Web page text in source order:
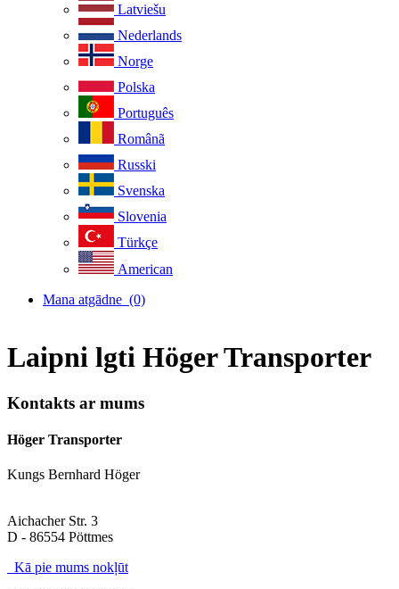
Latviešu
Nederlands
Norge
Polska
Português
Românã
Russki
Svenska
Slovenia
Türkçe
American
Mana atgādne (0)
Laipni lgti Höger Transporter
Kontakts ar mums
Höger Transporter
Kungs Bernhard Höger
Aichacher Str. 3
D - 86554 Pöttmes
Kā pie mums nokļūt